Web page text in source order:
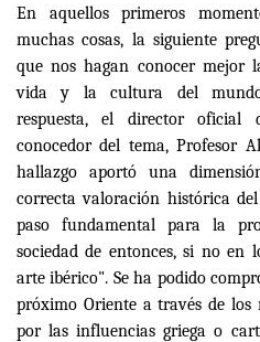
En aquellos primeros
muchas cosas, la siguiente
que nos hagan conocer mejor
vida y la cultura del
respuesta, el director oficial
conocedor del tema, Profesor
hallazgo aportó una
correcta valoración histórica
paso fundamental para la
sociedad de entonces, si no en
arte ibérico". Se ha podido
próximo Oriente a través de los
por las influencias griega o